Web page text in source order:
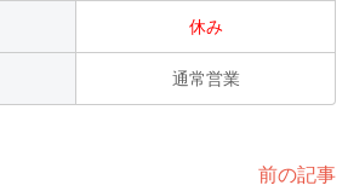
休み
通常営業
前の記事